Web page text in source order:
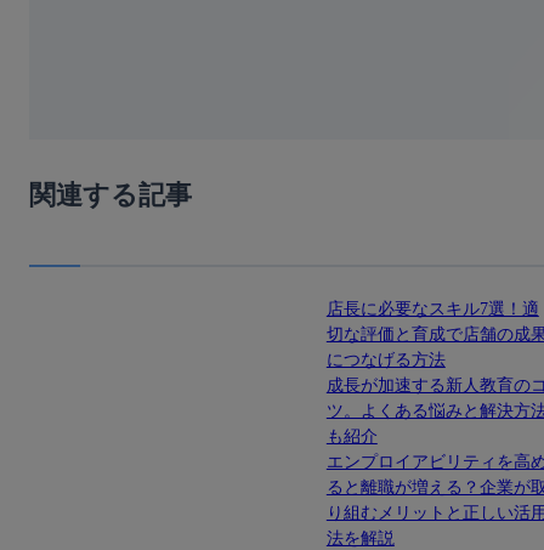
関連する記事
店長に必要なスキル7選！適
切な評価と育成で店舗の成
につなげる方法
成長が加速する新人教育の
ツ。よくある悩みと解決方
も紹介
エンプロイアビリティを高
ると離職が増える？企業が
り組むメリットと正しい活
法を解説